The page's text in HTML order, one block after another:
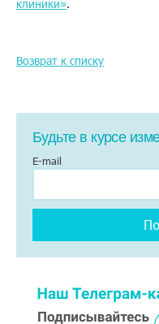
клиники».
Возврат к списку
Будьте в курсе
E-mail